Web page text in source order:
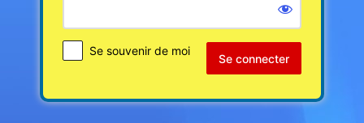
Se souvenir de moi